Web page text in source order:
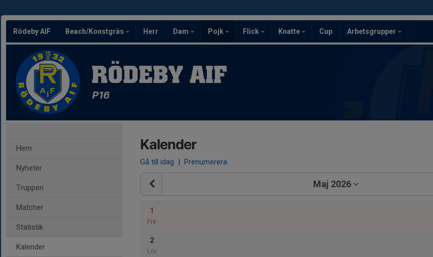
Rödeby AIF Beach/Konstgräs Herr Dam Pojk Flick Knatte Cup Arbetsgrupper
RÖDEBY AIF
P16
Hem
Nyheter
Truppen
Matcher
Statistik
Kalender
Kalender
Gå till idag | Prenumerera
Maj 2026
1
Fre
2
Lör